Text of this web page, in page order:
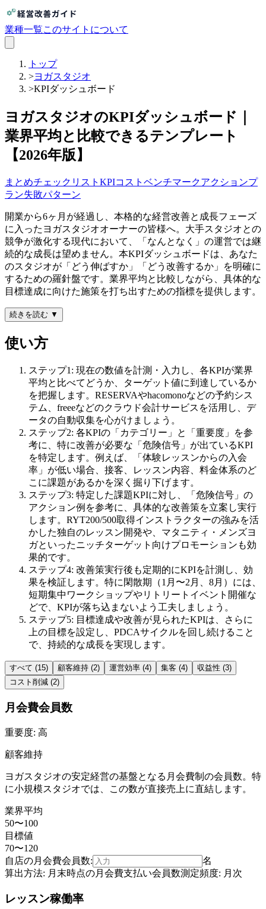
業種一覧このサイトについて
トップ
>ヨガスタジオ
>KPIダッシュボード
ヨガスタジオのKPIダッシュボード｜
業界平均と比較できるテンプレート
【2026年版】
まとめチェックリスト KPIコスト ベンチマークアクションプ
ラン失敗パターン
開業から6ヶ月が経過し、本格的な経営改善と成長フェーズ
に入ったヨガスタジオオーナーの皆様へ。大手スタジオとの
競争が激化する現代において、「なんとなく」の運営では継
続的な成長は望めません。本KPIダッシュボードは、あなた
のスタジオが「どう伸ばすか」「どう改善するか」を明確に
するための羅針盤です。業界平均と比較しながら、具体的な
目標達成に向けた施策を打ち出すための指標を提供します。
続きを読む ▼
使い方
ステップ1: 現在の数値を計測・入力し、各KPIが業界
平均と比べてどうか、ターゲット値に到達しているか
を把握します。RESERVAやhacomonoなどの予約シス
テム、freeeなどのクラウド会計サービスを活用し、デ
ータの自動収集を心がけましょう。
ステップ2: 各KPIの「カテゴリー」と「重要度」を参
考に、特に改善が必要な「危険信号」が出ているKPI
を特定します。例えば、「体験レッスンからの入会
率」が低い場合、接客、レッスン内容、料金体系のど
こに課題があるかを深く掘り下げます。
ステップ3: 特定した課題KPIに対し、「危険信号」の
アクション例を参考に、具体的な改善策を立案し実行
します。RYT200/500取得インストラクターの強みを活
かした独自のレッスン開発や、マタニティ・メンズヨ
ガといったニッチターゲット向けプロモーションも効
果的です。
ステップ4: 改善策実行後も定期的にKPIを計測し、効
果を検証します。特に閑散期（1月〜2月、8月）には、
短期集中ワークショップやリトリートイベント開催な
どで、KPIが落ち込まないよう工夫しましょう。
ステップ5: 目標達成や改善が見られたKPIは、さらに
上の目標を設定し、PDCAサイクルを回し続けること
で、持続的な成長を実現します。
すべて (15) 顧客維持 (2) 運営効率 (4) 集客 (4) 収益性 (3)
コスト削減 (2)
月会費会員数
重要度: 高
顧客維持
ヨガスタジオの安定経営の基盤となる月会費制の会員数。特
に小規模スタジオでは、この数が直接売上に直結します。
業界平均
50〜100
目標値
70〜120
自店の月会費会員数:
名
算出方法: 月末時点の月会費支払い会員数測定頻度: 月次
レッスン稼働率